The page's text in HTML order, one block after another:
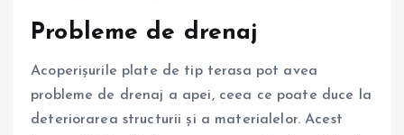
Probleme de drenaj
Acoperișurile plate de tip terasa pot avea
probleme de drenaj a apei, ceea ce poate duce la
deteriorarea structurii și a materialelor. Acest